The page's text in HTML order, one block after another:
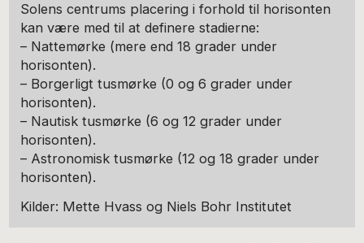
Solens centrums placering i forhold til horisonten
kan være med til at definere stadierne:
– Nattemørke (mere end 18 grader under
horisonten).
– Borgerligt tusmørke (0 og 6 grader under
horisonten).
– Nautisk tusmørke (6 og 12 grader under
horisonten).
– Astronomisk tusmørke (12 og 18 grader under
horisonten).
Kilder: Mette Hvass og Niels Bohr Institutet